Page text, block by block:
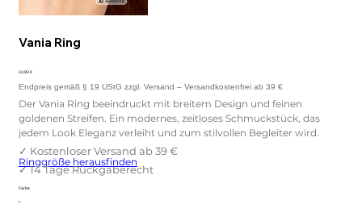
Vania Ring
Preis
24,90 €
Der Vania Ring beeindruckt mit breitem Design und feinen
goldenen Streifen. Ein modernes, zeitloses Schmuckstück, das
jedem Look Eleganz verleiht und zum stilvollen Begleiter wird.
Ringgröße herausfinden
Farbe